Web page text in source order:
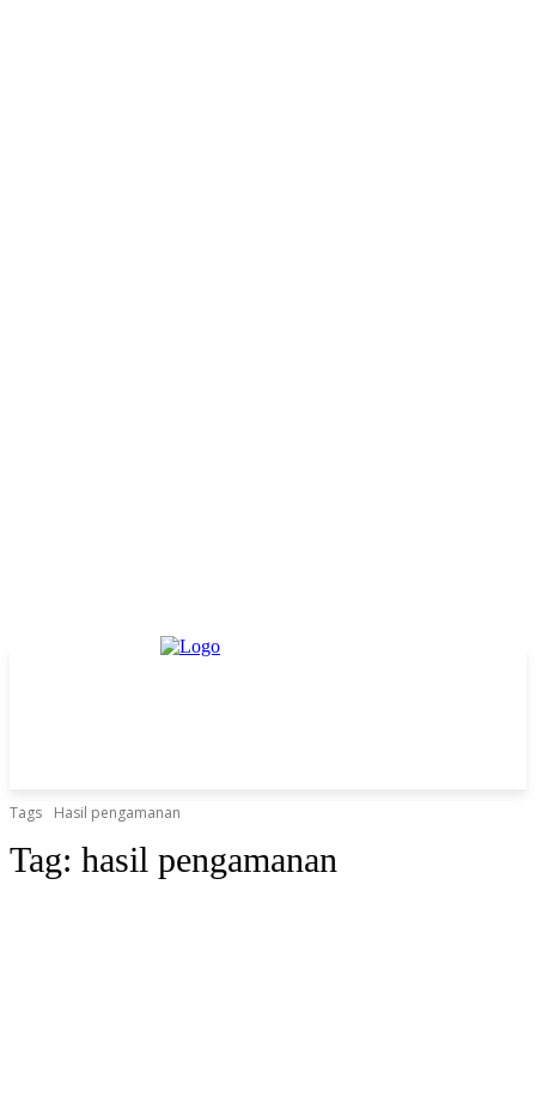
Tags Hasil pengamanan
Tag: hasil pengamanan